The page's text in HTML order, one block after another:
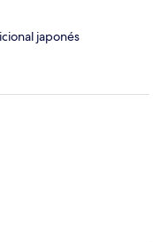
japonés